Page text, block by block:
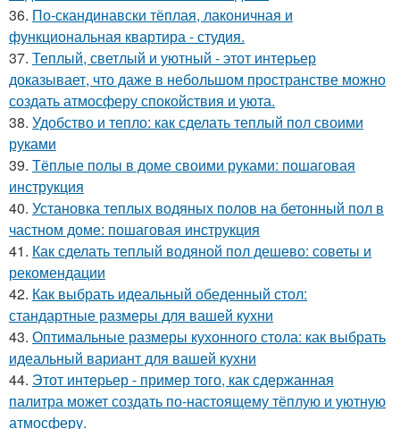
36. По-скандинавски тёплая, лаконичная и
функциональная квартира - студия.
37. Теплый, светлый и уютный - этот интерьер
доказывает, что даже в небольшом пространстве можно
создать атмосферу спокойствия и уюта.
38. Удобство и тепло: как сделать теплый пол своими
руками
39. Тёплые полы в доме своими руками: пошаговая
инструкция
40. Установка теплых водяных полов на бетонный пол в
частном доме: пошаговая инструкция
41. Как сделать теплый водяной пол дешево: советы и
рекомендации
42. Как выбрать идеальный обеденный стол:
стандартные размеры для вашей кухни
43. Оптимальные размеры кухонного стола: как выбрать
идеальный вариант для вашей кухни
44. Этот интерьер - пример того, как сдержанная
палитра может создать по-настоящему тёплую и уютную
атмосферу.